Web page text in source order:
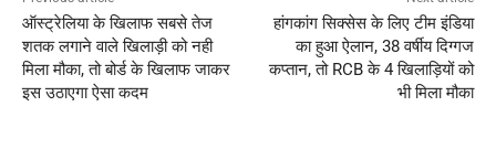
ऑस्ट्रेलिया के खिलाफ सबसे तेज
शतक लगाने वाले खिलाड़ी को नही
मिला मौका, तो बोर्ड के खिलाफ जाकर
इस उठाएगा ऐसा कदम
हांगकांग सिक्सेस के लिए टीम इंडिया
का हुआ ऐलान, 38 वर्षीय दिग्गज
कप्तान, तो RCB के 4 खिलाड़ियों को
भी मिला मौका